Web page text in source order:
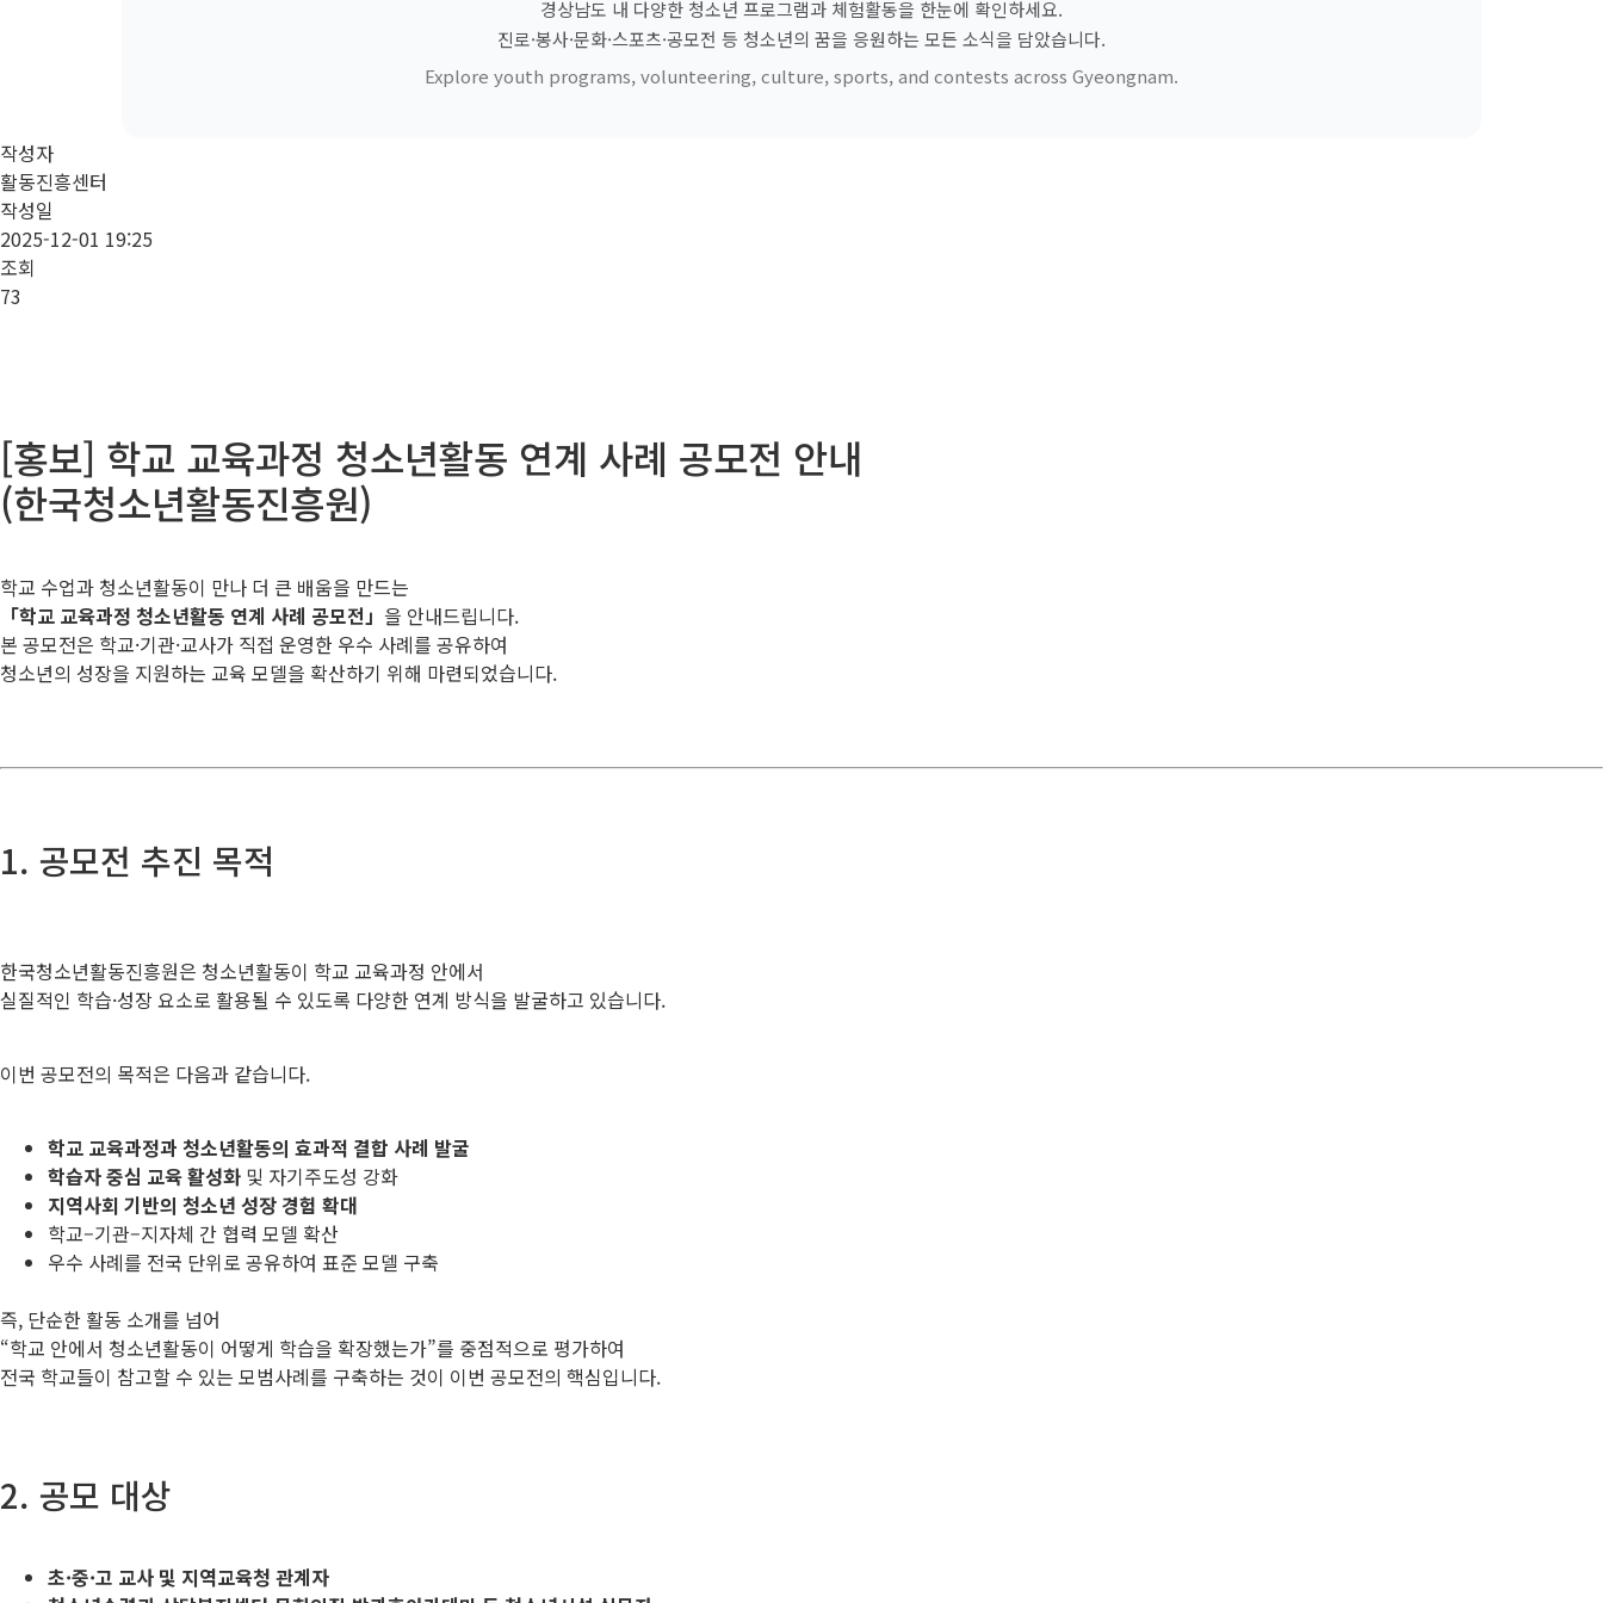
경상남도 내 다양한 청소년 프로그램과 체험활동을 한눈에 확인하세요.
진로·봉사·문화·스포츠·공모전 등 청소년의 꿈을 응원하는 모든 소식을 담았습니다.
Explore youth programs, volunteering, culture, sports, and contests across Gyeongnam.
작성자
활동진흥센터
작성일
2025-12-01 19:25
조회
73
[홍보] 학교 교육과정 청소년활동 연계 사례 공모전 안내
(한국청소년활동진흥원)
학교 수업과 청소년활동이 만나 더 큰 배움을 만드는
「학교 교육과정 청소년활동 연계 사례 공모전」 을 안내드립니다.
본 공모전은 학교·기관·교사가 직접 운영한 우수 사례를 공유하여
청소년의 성장을 지원하는 교육 모델을 확산하기 위해 마련되었습니다.
1. 공모전 추진 목적
한국청소년활동진흥원은 청소년활동이 학교 교육과정 안에서
실질적인 학습·성장 요소로 활용될 수 있도록 다양한 연계 방식을 발굴하고 있습니다.
이번 공모전의 목적은 다음과 같습니다.
학교 교육과정과 청소년활동의 효과적 결합 사례 발굴
학습자 중심 교육 활성화 및 자기주도성 강화
지역사회 기반의 청소년 성장 경험 확대
학교–기관–지자체 간 협력 모델 확산
우수 사례를 전국 단위로 공유하여 표준 모델 구축
즉, 단순한 활동 소개를 넘어
“학교 안에서 청소년활동이 어떻게 학습을 확장했는가”를 중점적으로 평가하여
전국 학교들이 참고할 수 있는 모범사례를 구축하는 것이 이번 공모전의 핵심입니다.
2. 공모 대상
초·중·고 교사 및 지역교육청 관계자